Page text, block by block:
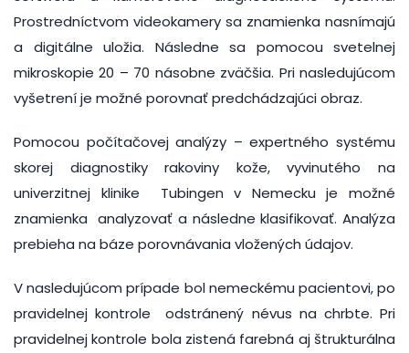
Prostredníctvom videokamery sa znamienka nasnímajú
a digitálne uložia. Následne sa pomocou svetelnej
mikroskopie 20 – 70 násobne zväčšia. Pri nasledujúcom
vyšetrení je možné porovnať predchádzajúci obraz.
Pomocou počítačovej analýzy – expertného systému
skorej diagnostiky rakoviny kože, vyvinutého na
univerzitnej klinike Tubingen v Nemecku je možné
znamienka analyzovať a následne klasifikovať. Analýza
prebieha na báze porovnávania vložených údajov.
V nasledujúcom prípade bol nemeckému pacientovi, po
pravidelnej kontrole odstránený névus na chrbte. Pri
pravidelnej kontrole bola zistená farebná aj štrukturálna